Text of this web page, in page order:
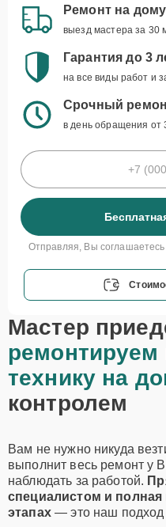
Ремонт на дому
выезд мастера за 30
Гарантия до 3
на все виды работ и
Срочный
в день обращения от
Отправляя, Вы соглашаетесь
Мастер
ремонтируем
технику на
контролем
Вам не нужно никуда
выполнит весь ремонт у
наблюдать за работой.
специалистом и полная
этапах— это наш подход